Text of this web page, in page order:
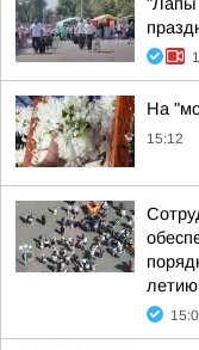
На
15:12